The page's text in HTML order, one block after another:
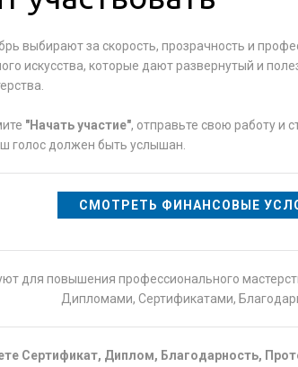
выбирают за скорость, прозрачность и
искусства, которые дают развернутый и
"Начать участие", отправьте свою работу и
голос должен быть услышан.
СМОТРЕТЬ ФИНАНСОВЫЕ
для повышения профессионального
Дипломами, Сертификатами,
Сертификат, Диплом, Благодарность,